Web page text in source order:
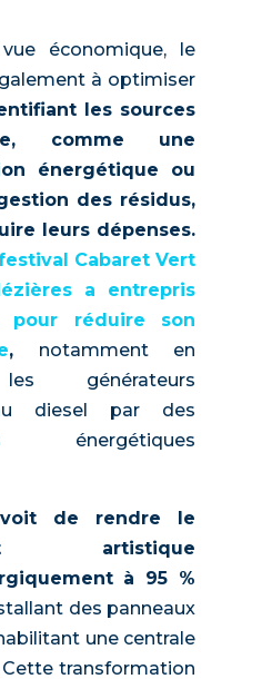
économique, le
à optimiser
les sources
comme une
énergétique ou
des résidus,
leurs dépenses.
Cabaret Vert
a entrepris
pour réduire son
, notamment en
générateurs
diesel par des
énergétiques
de rendre le
artistique
à 95 %
des panneaux
une centrale
transformation